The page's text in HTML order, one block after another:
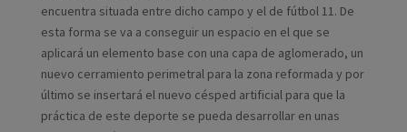
encuentra situada entre dicho campo y el de fútbol 11. De
esta forma se va a conseguir un espacio en el que se
aplicará un elemento base con una capa de aglomerado, un
nuevo cerramiento perimetral para la zona reformada y por
último se insertará el nuevo césped artificial para que la
práctica de este deporte se pueda desarrollar en unas